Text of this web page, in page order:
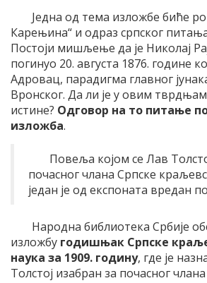
Једна од тема изложбе биће
Карењина“ и одраз српског
Постоји мишљење да је Николај
погинуо 20. августа 1876. године
Адровац, парадигма главног
Вронског. Да ли je у овим
истине? Одговор на то питање
изложба.
Повеља којом се Лав
почасног члана Српске
један је од експоната вредан
Народна библиотека Србије
изложбу годишњак Српске
наука за 1909. годину, где је
Толстој изабран за почасног